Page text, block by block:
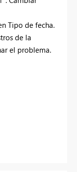
Tipo de fecha.
de la
el problema.